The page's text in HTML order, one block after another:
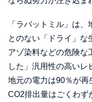
「ラバットミル」は
とのない「ドライ」な
アゾ染料などの危険な
した」汎用性の高いレ
地元の電力は90％が再
CO2排出量はごくわず